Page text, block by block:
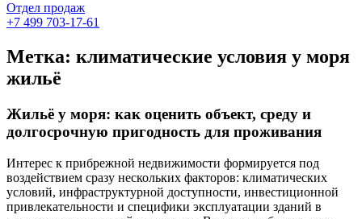
Отдел продаж
+7 499 703-17-61
Метка: климатические условия у моря
жильё
Жильё у моря: как оценить объект, среду и
долгосрочную пригодность для проживания
Интерес к прибрежной недвижимости формируется под
воздействием сразу нескольких факторов: климатических
условий, инфраструктурной доступности, инвестиционной
привлекательности и специфики эксплуатации зданий в